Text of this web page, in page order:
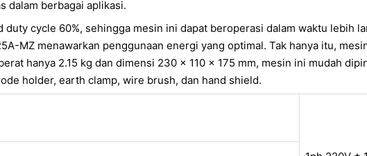
dalam berbagai aplikasi.
duty cycle 60%, sehingga mesin ini dapat beroperasi dalam waktu lebih
MZ menawarkan penggunaan energi yang optimal. Tak hanya itu,
hanya 2.15 kg dan dimensi 230 x 110 x 175 mm, mesin ini mudah
holder, earth clamp, wire brush, dan hand shield.